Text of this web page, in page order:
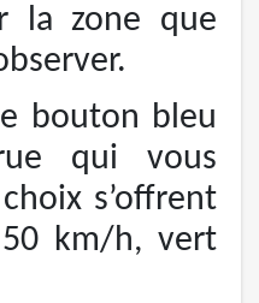
la zone que
bouton bleu
qui vous
s’offrent
km/h, vert